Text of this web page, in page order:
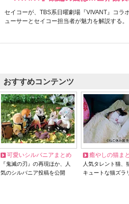
セイコーが、TBS系日曜劇場『VIVANT』コラ
ューサーとセイコー担当者が魅力を解説する。
おすすめコンテンツ
可愛いシルバニアまとめ
『鬼滅の刃』の再現ほか、人
気のシルバニア投稿を公開
癒やしの猫ま
人気タレント猫
キュートな猫ズラ